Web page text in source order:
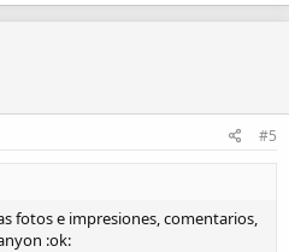
#5
fotos e impresiones, comentarios,
:ok: